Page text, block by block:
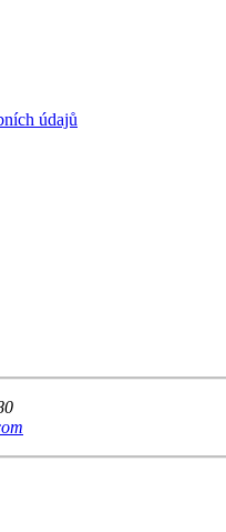
údajů